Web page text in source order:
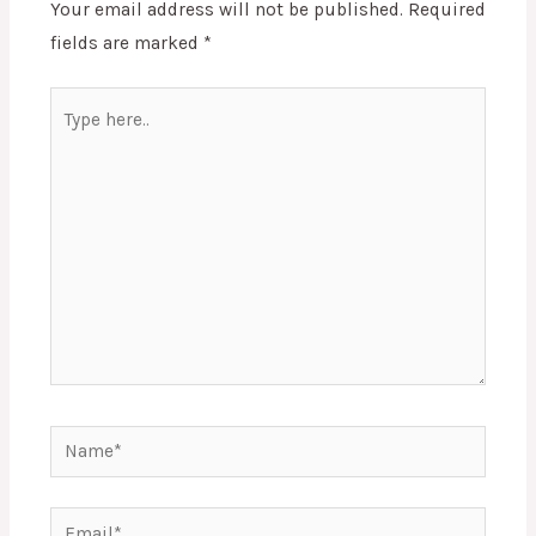
Your email address will not be published. Required
fields are marked *
here..
Name*
Email*